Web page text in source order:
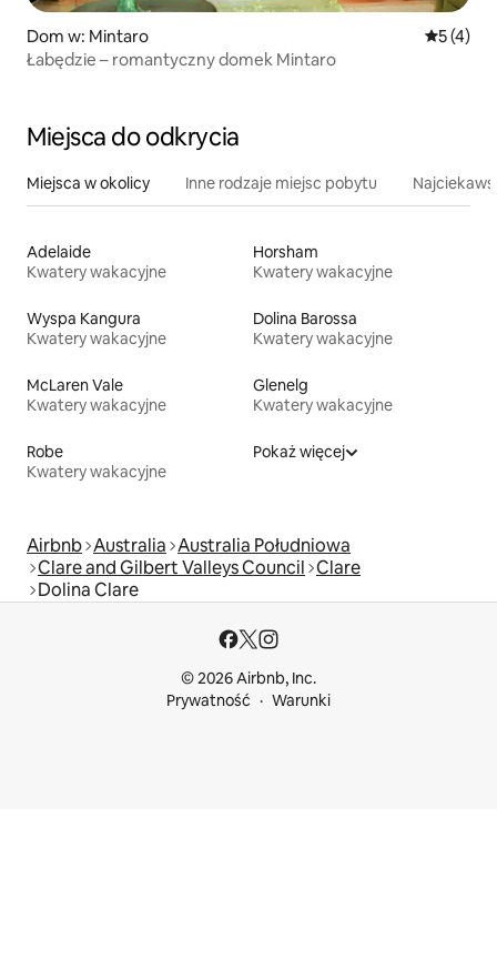
Dom w: Mintaro Średnia
5 (4)
Łabędzie – romantyczny domek Mintaro
Miejsca do odkrycia
Miejsca w okolicy Inne rodzaje miejsc pobytu
Adelaide
Kwatery wakacyjne
Horsham
Kwatery wakacyjne
Wyspa Kangura
Kwatery wakacyjne
Dolina Barossa
Kwatery wakacyjne
McLaren Vale
Kwatery wakacyjne
Glenelg
Kwatery wakacyjne
Robe
Kwatery wakacyjne
Pokaż więcej
Airbnb Australia Australia Południowa
Clare and Gilbert Valleys Council Clare
Dolina Clare
© 2026 Airbnb, Inc.
Prywatność
Warunki